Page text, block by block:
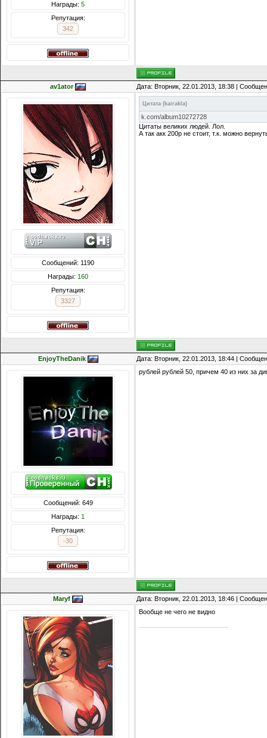
Награды: 5
Репутация:
342
av1ator Дата: Вторник, 22.01.2013, 18:38 |
Сообщений: 1190
Награды: 160
Репутация:
3327
Цитата ( kairakla)
k.com/album10272728
Цитаты великих людей. Лол.
А так акк 200р не стоит, т.к. можно
EnjoyTheDanik Дата: Вторник, 22.01.2013, 18:44 |
Сообщений: 649
Награды: 1
Репутация:
-30
рублей рублей 50, причем 40 из них за
Maryf Дата: Вторник, 22.01.2013, 18:46 |
Вообще не чего не видно